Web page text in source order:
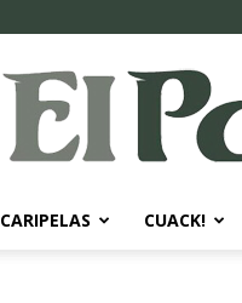
CARIPELAS CUACK!